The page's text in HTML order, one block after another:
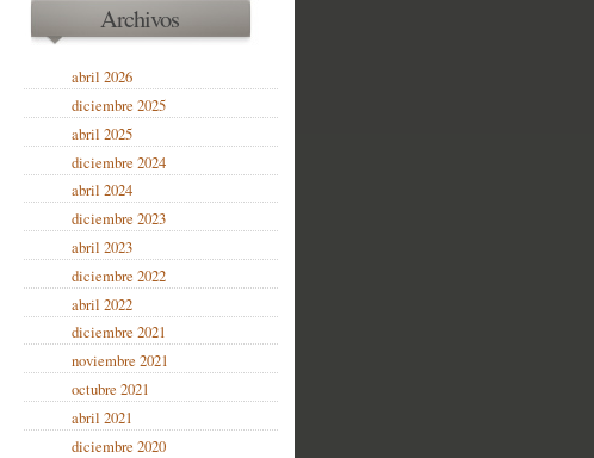
Archivos
abril 2026
diciembre 2025
abril 2025
diciembre 2024
abril 2024
diciembre 2023
abril 2023
diciembre 2022
abril 2022
diciembre 2021
noviembre 2021
octubre 2021
abril 2021
diciembre 2020